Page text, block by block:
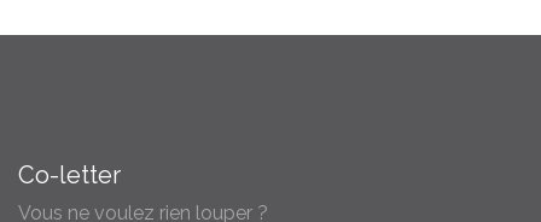
Co-letter
Vous ne voulez rien louper ?